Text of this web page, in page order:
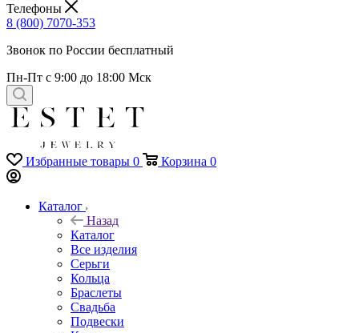
Телефоны
8 (800) 7070-353
Звонок по России бесплатный
Пн-Пт с 9:00 до 18:00 Мск
Избранные товары 0 Корзина 0
Каталог
Назад
Каталог
Все изделия
Серьги
Кольца
Браслеты
Свадьба
Подвески